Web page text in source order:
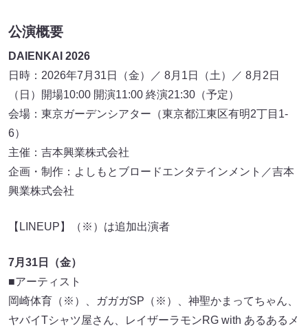
公演概要
DAIENKAI 2026
日時：2026年7月31日（金）／ 8月1日（土）／ 8月2日
（日）開場10:00 開演11:00 終演21:30（予定）
会場：東京ガーデンシアター（東京都江東区有明2丁目1-
6）
主催：吉本興業株式会社
企画・制作：よしもとブロードエンタテインメント／吉本
興業株式会社
【LINEUP】（※）は追加出演者
7月31日（金）
■アーティスト
岡崎体育（※）、ガガガSP（※）、神聖かまってちゃん、
ヤバイTシャツ屋さん、レイザーラモンRG with あるあるメ